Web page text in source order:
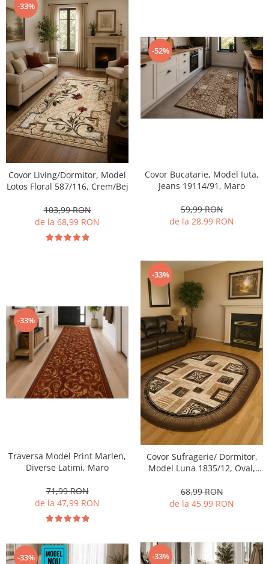
-33%
Covor Living/Dormitor, Model
Lotos Floral 587/116, Crem/Bej
103,99 RON
de la 68,99 RON
-52%
Covor Bucatarie, Model Iuta,
Jeans 19114/91, Maro
59,99 RON
de la 28,99 RON
-33%
Traversa Model Print Marlen,
Diverse Latimi, Maro
71,99 RON
de la 47,99 RON
-33%
Covor Sufragerie/ Dormitor,
Model Luna 1835/12, Oval,
68,99 RON
de la 45,99 RON
-33% -33%